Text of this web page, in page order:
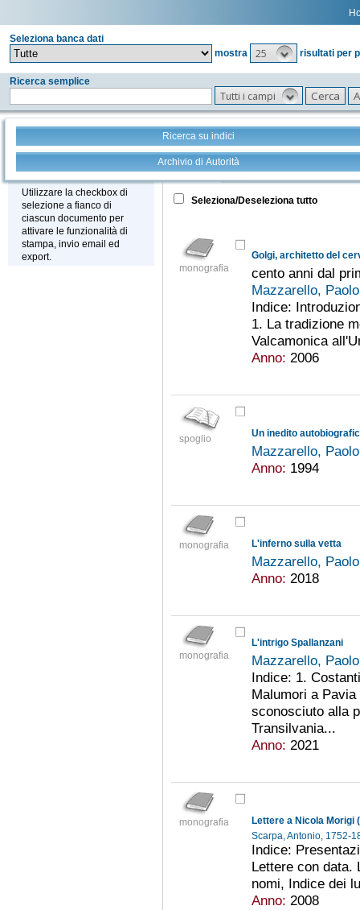
Seleziona banca dati
mostra
25 risultati per
Ricerca semplice
Tutti i campi
Ricerca su indici
Archivio di Autorità
Stampa - Email - Export
Utilizzare la checkbox di
selezione a fianco di
ciascun documento per
attivare le funzionalità di
stampa, invio email ed
export.
Tutto +
Seleziona/Deseleziona tutto
monografia
Golgi, architetto del
cento anni dal
Mazzarello,
Indice:
1. La tradizione
Valcamonica
Anno: 2006
spoglio Un inedito
Mazzarello,
Anno: 1994
monografia L'inferno sulla vetta
Mazzarello,
Anno: 2018
monografia
L'intrigo Spallanzani
Mazzarello,
Indice: 1.
Malumori a
sconosciuto alla
Transilvania...
Anno: 2021
monografia
Lettere a Nicola Morigi
Scarpa, Antonio, 1752-
Indice:
Lettere con data.
nomi, Indice dei
Anno: 2008